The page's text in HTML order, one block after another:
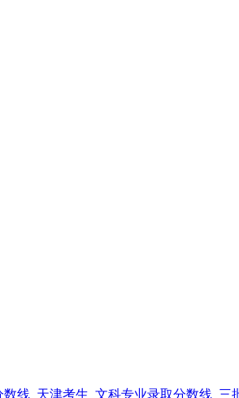
线_天津考生_文科专业录取分数线_三